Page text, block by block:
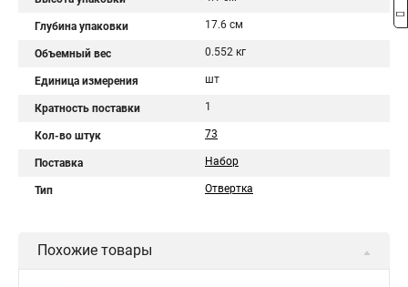
Глубина упаковки 17.6 см
Объемный вес 0.552 кг
Единица измерения шт
Кратность поставки 1
Кол-во штук 73
Поставка Набор
Тип Отвертка
Похожие товары